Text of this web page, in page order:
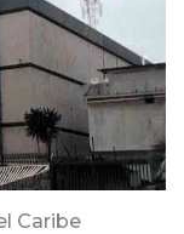
Caribe